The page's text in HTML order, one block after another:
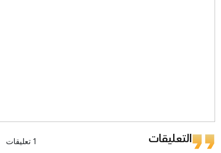
التعليقات 1 تعليقات